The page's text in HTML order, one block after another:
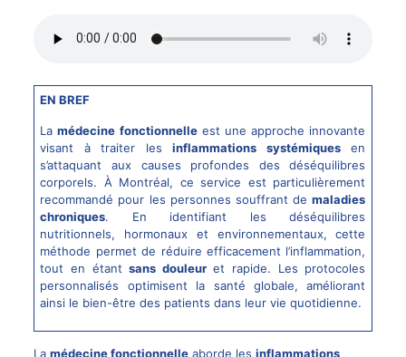
EN BREF
Lamédecine fonctionnelleest une approche innovante
visant à traiter lesinflammations systémiquesen
s’attaquant aux causes profondes des déséquilibres
corporels. À Montréal, ce service est particulièrement
recommandé pour les personnes souffrant demaladies
chroniques. En identifiant les déséquilibres
nutritionnels, hormonaux et environnementaux, cette
méthode permet de réduire efficacement l’inflammation,
tout en étantsans douleuret rapide. Les protocoles
personnalisés optimisent la santé globale, améliorant
ainsi le bien-être des patients dans leur vie quotidienne.
La médecine fonctionnelleaborde les inflammations